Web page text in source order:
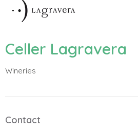
Celler Lagravera
Wineries
Contact